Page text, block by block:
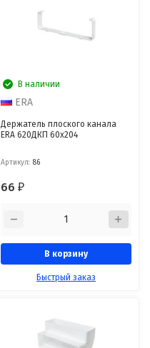
В наличии
ERA
Держатель плоского канала
ERA 620ДКП 60x204
Артикул: 86
66₽
В корзину
Быстрый заказ